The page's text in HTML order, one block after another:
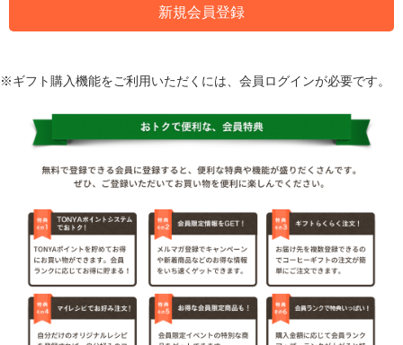
※ギフト購入機能をご利用いただくには、会員ログインが必要です。